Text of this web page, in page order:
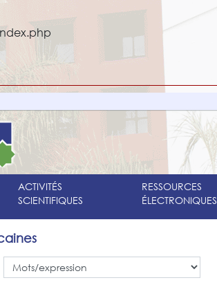
ACTIVITÉS
SCIENTIFIQUES
RESSOURCES
ÉLECTRONIQUES